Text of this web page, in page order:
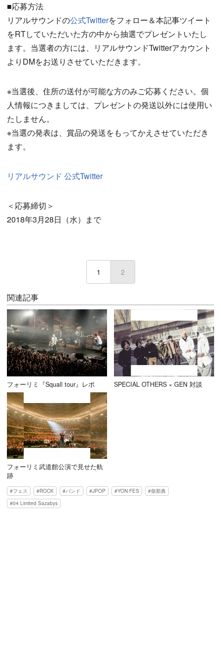
■応募方法
リアルサウンドの公式Twitterをフォロー＆本記事ツイート
をRTしていただいた方の中から抽選でプレゼントいたし
ます。当選者の方には、リアルサウンドTwitterアカウント
よりDMをお送りさせていただきます。
※当選後、住所の送付が可能な方のみご応募ください。個
人情報につきましては、プレゼントの発送以外には使用い
たしません。
※当選の発表は、賞品の発送をもってかえさせていただき
ます。
リアルサウンド 公式Twitter
＜応募締切＞
2018年3月28日（水）まで
1 2
関連記事
フォーリミ『Squall tour』レポ SPECIAL OTHERS × GEN 対談
フォーリミ武道館公演で見せた軌
跡
フェス ROCK バンド JPOP YON FES
柴那典
04 Limited Sazabys